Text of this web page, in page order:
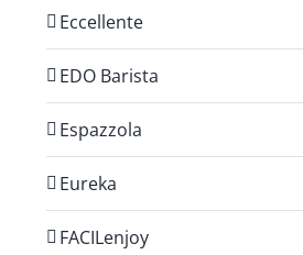
Eccellente
EDO Barista
Espazzola
Eureka
FACILenjoy